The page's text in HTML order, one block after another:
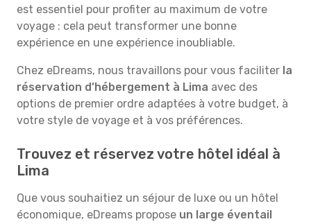
est essentiel pour profiter au maximum de votre
voyage : cela peut transformer une bonne
expérience en une expérience inoubliable.
Chez eDreams, nous travaillons pour vous faciliter la
réservation d’hébergement à Lima avec des
options de premier ordre adaptées à votre budget, à
votre style de voyage et à vos préférences.
Trouvez et réservez votre hôtel idéal à
Lima
Que vous souhaitiez un séjour de luxe ou un hôtel
économique, eDreams propose un large éventail